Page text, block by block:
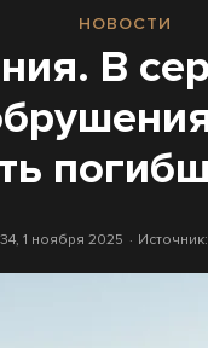
НОВОСТИ
В
1 ноября 2025 Источник: